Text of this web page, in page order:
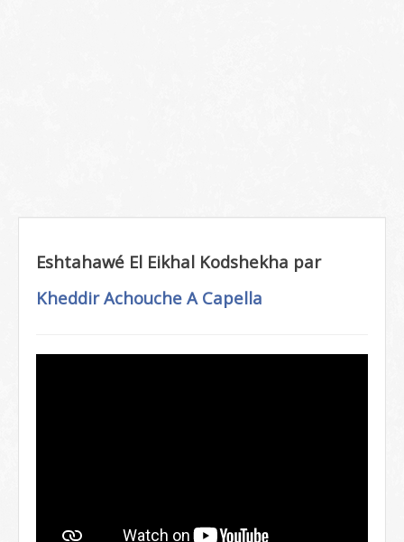
Eshtahawé El Eikhal Kodshekha par
Kheddir Achouche A Capella